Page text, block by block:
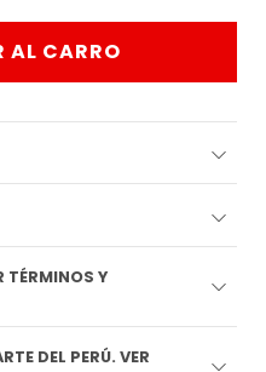
AL CARRO
DEL PERÚ. VER